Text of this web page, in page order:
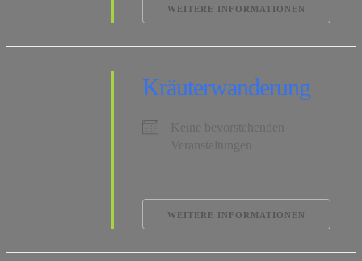
WEITERE INFORMATIONEN
Kräuterwanderung
WEITERE INFORMATIONEN